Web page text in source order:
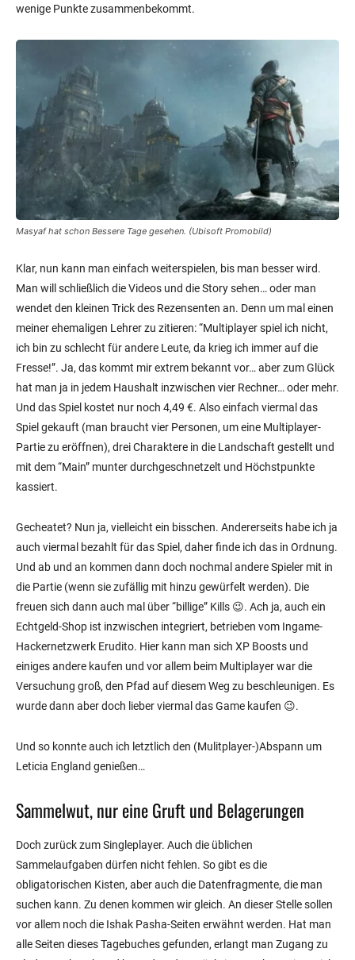
wenige Punkte zusammenbekommt.
Masyaf hat schon Bessere Tage gesehen. (Ubisoft Promobild)
Klar, nun kann man einfach weiterspielen, bis man besser wird.
Man will schließlich die Videos und die Story sehen… oder man
wendet den kleinen Trick des Rezensenten an. Denn um mal einen
meiner ehemaligen Lehrer zu zitieren: “Multiplayer spiel ich nicht,
ich bin zu schlecht für andere Leute, da krieg ich immer auf die
Fresse!”. Ja, das kommt mir extrem bekannt vor… aber zum Glück
hat man ja in jedem Haushalt inzwischen vier Rechner… oder mehr.
Und das Spiel kostet nur noch 4,49 €. Also einfach viermal das
Spiel gekauft (man braucht vier Personen, um eine Multiplayer-
Partie zu eröffnen), drei Charaktere in die Landschaft gestellt und
mit dem “Main” munter durchgeschnetzelt und Höchstpunkte
kassiert.
Gecheatet? Nun ja, vielleicht ein bisschen. Andererseits habe ich ja
auch viermal bezahlt für das Spiel, daher finde ich das in Ordnung.
Und ab und an kommen dann doch nochmal andere Spieler mit in
die Partie (wenn sie zufällig mit hinzu gewürfelt werden). Die
freuen sich dann auch mal über “billige” Kills 😉. Ach ja, auch ein
Echtgeld-Shop ist inzwischen integriert, betrieben vom Ingame-
Hackernetzwerk Erudito. Hier kann man sich XP Boosts und
einiges andere kaufen und vor allem beim Multiplayer war die
Versuchung groß, den Pfad auf diesem Weg zu beschleunigen. Es
wurde dann aber doch lieber viermal das Game kaufen 😉.
Und so konnte auch ich letztlich den (Mulitplayer-)Abspann um
Leticia England genießen…
Sammelwut, nur eine Gruft und Belagerungen
Doch zurück zum Singleplayer. Auch die üblichen
Sammelaufgaben dürfen nicht fehlen. So gibt es die
obligatorischen Kisten, aber auch die Datenfragmente, die man
suchen kann. Zu denen kommen wir gleich. An dieser Stelle sollen
vor allem noch die Ishak Pasha-Seiten erwähnt werden. Hat man
alle Seiten dieses Tagebuches gefunden, erlangt man Zugang zu